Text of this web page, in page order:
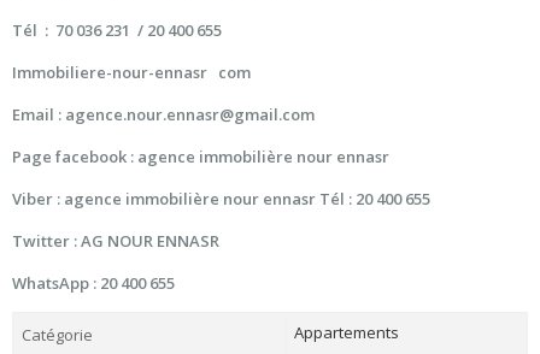
Tél : 70 036 231 / 20 400 655
Immobiliere-nour-ennasr com
Email : agence.nour.ennasr@gmail.com
Page facebook : agence immobilière nour ennasr
Viber : agence immobilière nour ennasr Tél : 20 400 655
Twitter : AG NOUR ENNASR
WhatsApp : 20 400 655
Catégorie Appartements